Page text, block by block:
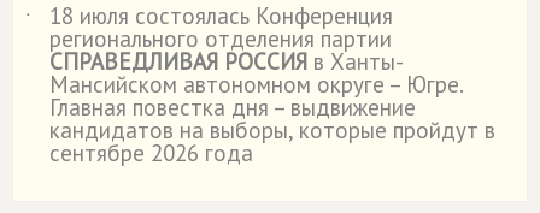
˙
18 июля состоялась Конференция
регионального отделения партии
СПРАВЕДЛИВАЯ РОССИЯ в Ханты-
Мансийском автономном округе – Югре.
Главная повестка дня – выдвижение
кандидатов на выборы, которые пройдут в
сентябре 2026 года